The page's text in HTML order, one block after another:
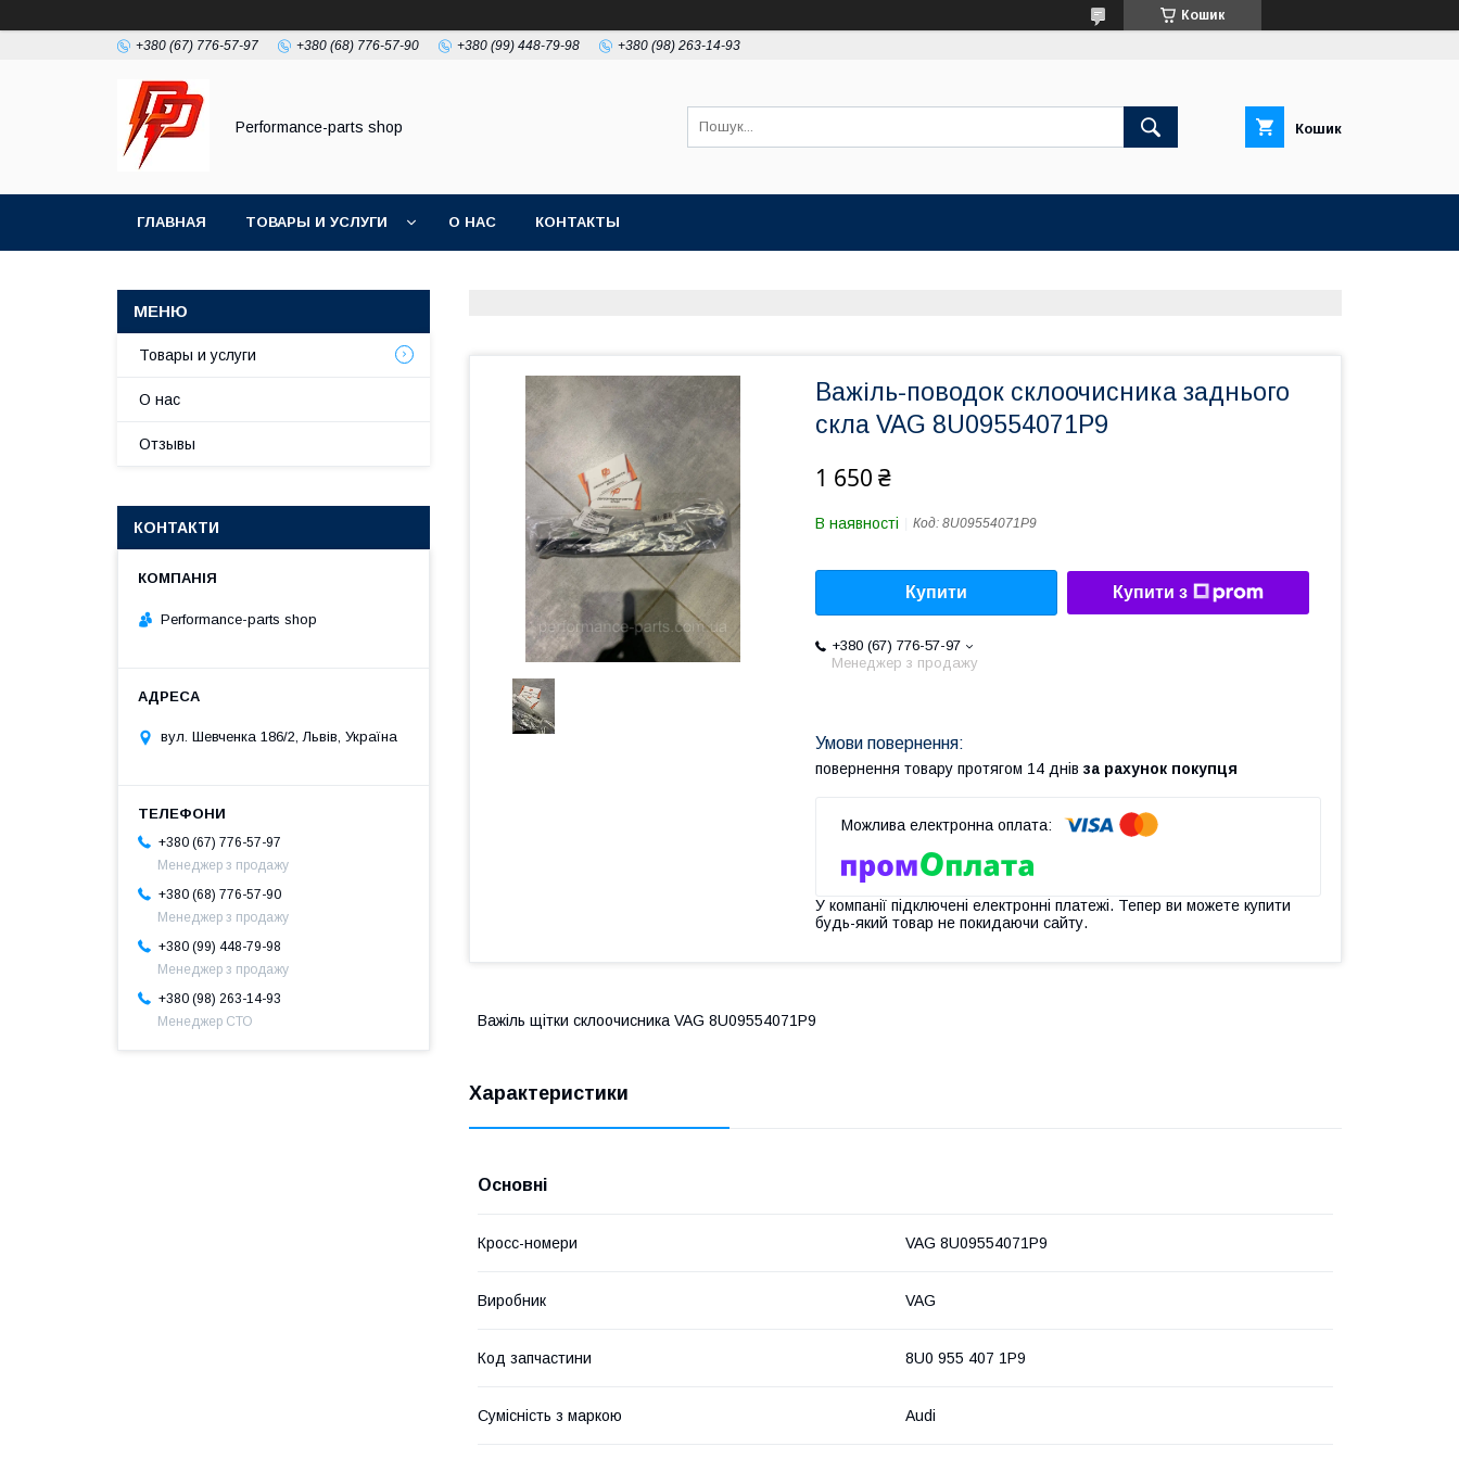
Кошик
+380 (67) 776-57-97 +380 (68) 776-57-90 +380 (99) 448-79-98 +380 (98) 263-14-93
Performance-parts shop Кошик
ГЛАВНАЯ ТОВАРЫ И УСЛУГИ О НАС КОНТАКТЫ
Важіль-поводок склоочисника заднього
скла VAG 8U09554071P9
1 650 ₴
В наявності Код: 8U09554071P9
Купити Купити з
+380 (67) 776-57-97
Менеджер з продажу
повернення товару протягом 14 днів за рахунок покупця
У компанії підключені електронні платежі. Тепер ви можете купити
будь-який товар не покидаючи сайту.
Bажіль щітки склоочисника VAG 8U09554071P9
Характеристики
Основні
Кросс-номери VAG 8U09554071P9
Виробник VAG
Код запчастини 8U0 955 407 1P9
Сумісність з маркою Audi
Товары и услуги
О нас
Отзывы
КОНТАКТИ
Performance-parts shop
вул. Шевченка 186/2, Львів, Україна
+380 (67) 776-57-97
Менеджер з продажу
+380 (68) 776-57-90
Менеджер з продажу
+380 (99) 448-79-98
Менеджер з продажу
+380 (98) 263-14-93
Менеджер СТО